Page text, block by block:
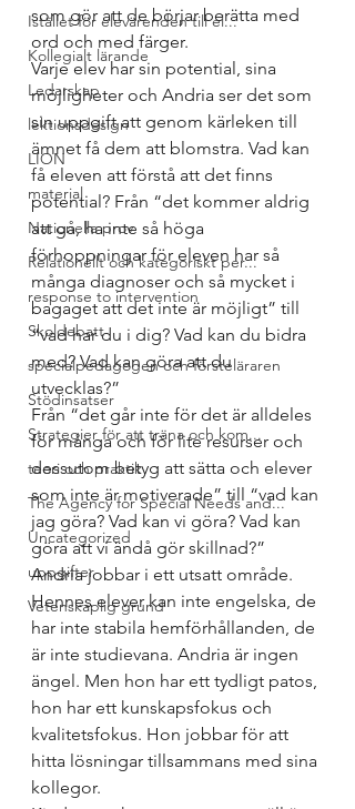
Istället för elevärenden till el...
Kollegialt lärande
Ledarskap
lektionsdesign
LION
material
Nationella prov
Relationellt och kategoriskt per...
response to intervention
Skoldebatt
specialpedagogen och försteläraren
Stödinsatser
Strategier för att träna och kom...
teori och praktik
The Agency for Special Needs and...
Uncategorized
uppgifter
Vetenskaplig grund
som gör att de börjar berätta med
ord och med färger.
Varje elev har sin potential, sina
möjligheter och Andria ser det som
sin uppgift att genom kärleken till
ämnet få dem att blomstra. Vad kan
få eleven att förstå att det finns
potential? Från “det kommer aldrig
att gå, ha inte så höga
förhoppningar för eleven har så
många diagnoser och så mycket i
bagaget att det inte är möjligt” till
“vad har du i dig? Vad kan du bidra
med? Vad kan göra att du
utvecklas?”
Från “det går inte för det är alldeles
för många och för lite resurser och
dessutom betyg att sätta och elever
som inte är motiverade” till “vad kan
jag göra? Vad kan vi göra? Vad kan
göra att vi ändå gör skillnad?”
Andria jobbar i ett utsatt område.
Hennes elever kan inte engelska, de
har inte stabila hemförhållanden, de
är inte studievana. Andria är ingen
ängel. Men hon har ett tydligt patos,
hon har ett kunskapsfokus och
kvalitetsfokus. Hon jobbar för att
hitta lösningar tillsammans med sina
kollegor.